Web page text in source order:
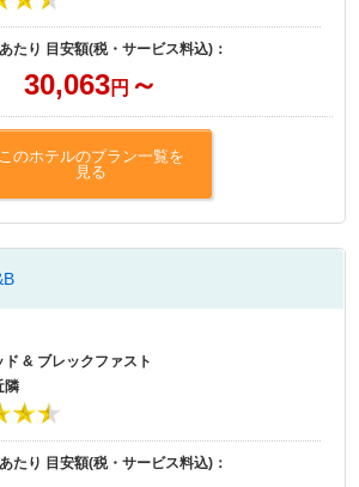
たり 目安額(税・サービス料込)：
30,063円 ～
このホテルのプラン一覧を
見る
ド & ブレックファスト
隣
たり 目安額(税・サービス料込)：